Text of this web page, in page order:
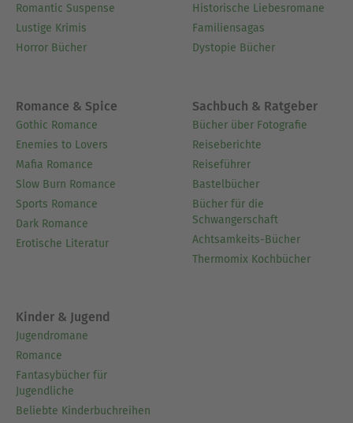
Romantic Suspense
Lustige Krimis
Horror Bücher
Historische Liebesromane
Familiensagas
Dystopie Bücher
Romance & Spice
Gothic Romance
Enemies to Lovers
Mafia Romance
Slow Burn Romance
Sports Romance
Dark Romance
Erotische Literatur
Sachbuch & Ratgeber
Bücher über Fotografie
Reiseberichte
Reiseführer
Bastelbücher
Bücher für die
Schwangerschaft
Achtsamkeits-Bücher
Thermomix Kochbücher
Kinder & Jugend
Jugendromane
Romance
Fantasybücher für
Jugendliche
Beliebte Kinderbuchreihen